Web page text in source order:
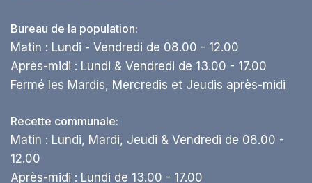
Bureau de la population:
Matin : Lundi - Vendredi de 08.00 - 12.00
Après-midi : Lundi & Vendredi de 13.00 - 17.00
Fermé les Mardis, Mercredis et Jeudis après-midi
Recette communale:
Matin : Lundi, Mardi, Jeudi & Vendredi de 08.00 -
12.00
Après-midi : Lundi de 13.00 - 17.00